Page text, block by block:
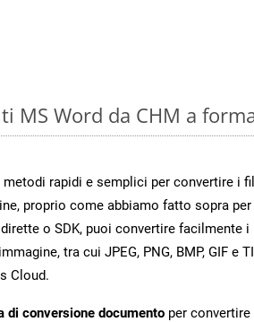
MS Word da CHM a
rapidi e semplici per convertire i
proprio come abbiamo fatto sopra per
o SDK, puoi convertire facilmente i
tra cui JPEG, PNG, BMP, GIF e
Cloud.
di conversione documento per convertire